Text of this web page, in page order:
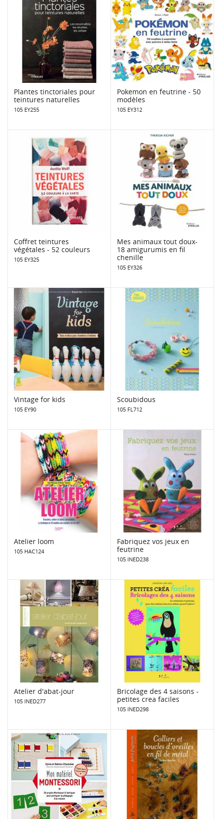
Plantes tinctoriales pour
teintures naturelles
105 EY255
Pokemon en feutrine - 50
modèles
105 EY312
Coffret teintures
végétales - 52 couleurs
105 EY325
Mes animaux tout doux-
18 amigurumis en fil
chenille
105 EY326
Vintage for kids
105 EY90
Scoubidous
105 FL712
Atelier loom
105 HAC124
Fabriquez vos jeux en
feutrine
105 INED238
Atelier d'abat-jour
105 INED277
Bricolage des 4 saisons -
petites crea faciles
105 INED298